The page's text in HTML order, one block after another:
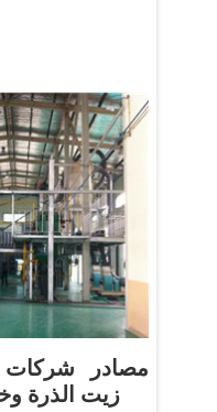
مصادر شركات
زيت الذرة